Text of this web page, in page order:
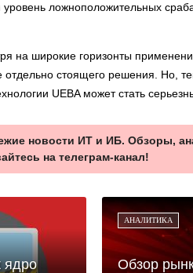
ложноположительных
на широкие горизонты
отдельно стоящего решения. Но,
UEBA может стать
новости ИТ и ИБ. Обзоры,
на телеграм-канал!
ядро
АНАЛИТИКА
Обзор